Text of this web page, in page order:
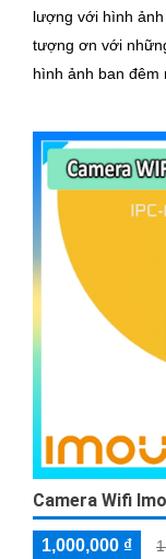
lượng với hình ảnh
tượng ơn với
hình ảnh ban đêm
Camera Wifi
1,000,000 ₫